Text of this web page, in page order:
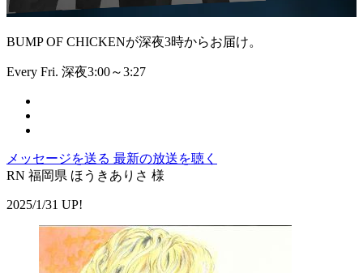
BUMP OF CHICKENが深夜3時からお届け。
Every Fri. 深夜3:00～3:27
メッセージを送る 最新の放送を聴く
RN 福岡県 ほうきありさ 様
2025/1/31 UP!